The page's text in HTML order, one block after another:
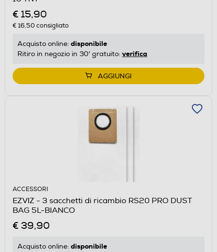
€ 15,90
€ 16,50consigliato
Acquisto online: disponibile
Ritiro in negozio in 30' gratuito: verifica
AGGIUNGI
ACCESSORI
EZVIZ - 3 sacchetti di ricambio RS20 PRO DUST
BAG 5L-BIANCO
€ 39,90
Acquisto online: disponibile